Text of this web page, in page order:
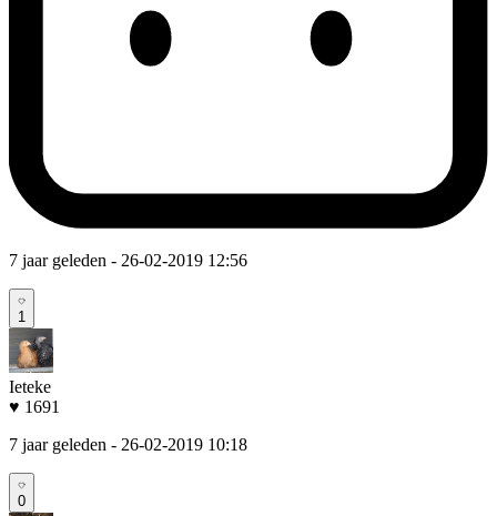
7 jaar geleden - 26-02-2019 12:56
1
Ieteke
♥ 1691
7 jaar geleden - 26-02-2019 10:18
0